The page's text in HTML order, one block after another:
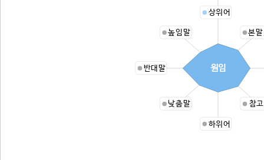
상위어
본
참
하위어
낮춤말
반대말
높임말
원임